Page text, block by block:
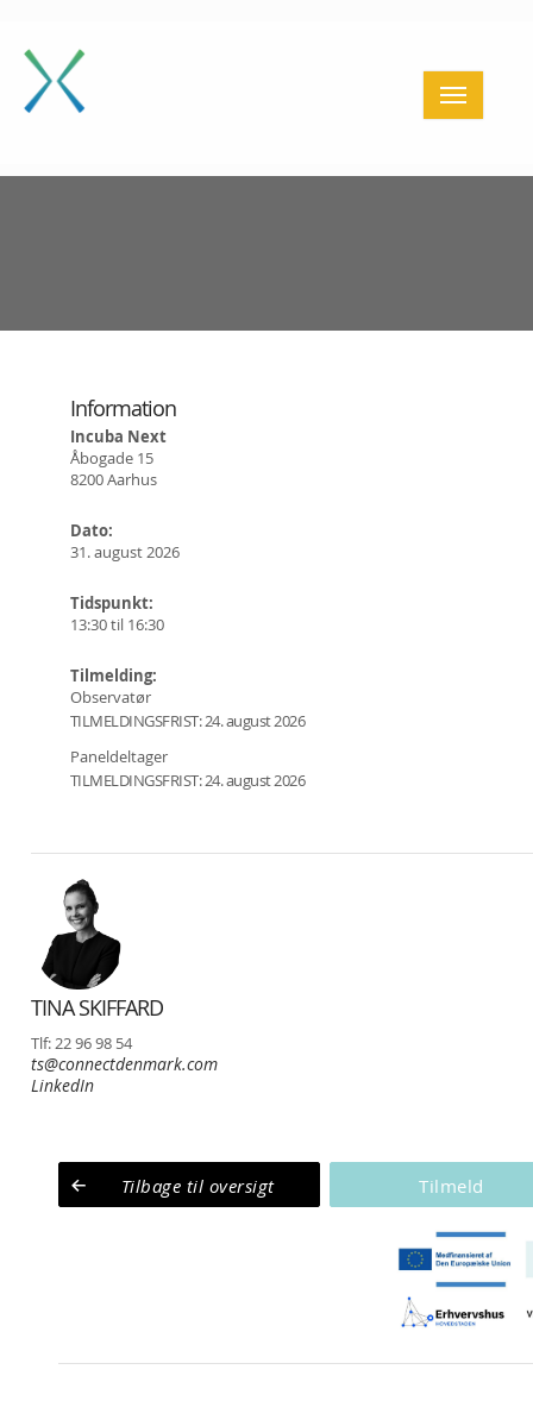
BESTYRELSESFORLØB
Information
Incuba Next
Åbogade 15
8200 Aarhus
Dato:
31. august 2026
Tidspunkt:
13:30 til 16:30
Tilmelding:
Observatør
TILMELDINGSFRIST: 24. august 2026
Paneldeltager
TILMELDINGSFRIST: 24. august 2026
TINA SKIFFARD
Tlf: 22 96 98 54
ts@connectdenmark.com
LinkedIn
Tilbage til oversigt